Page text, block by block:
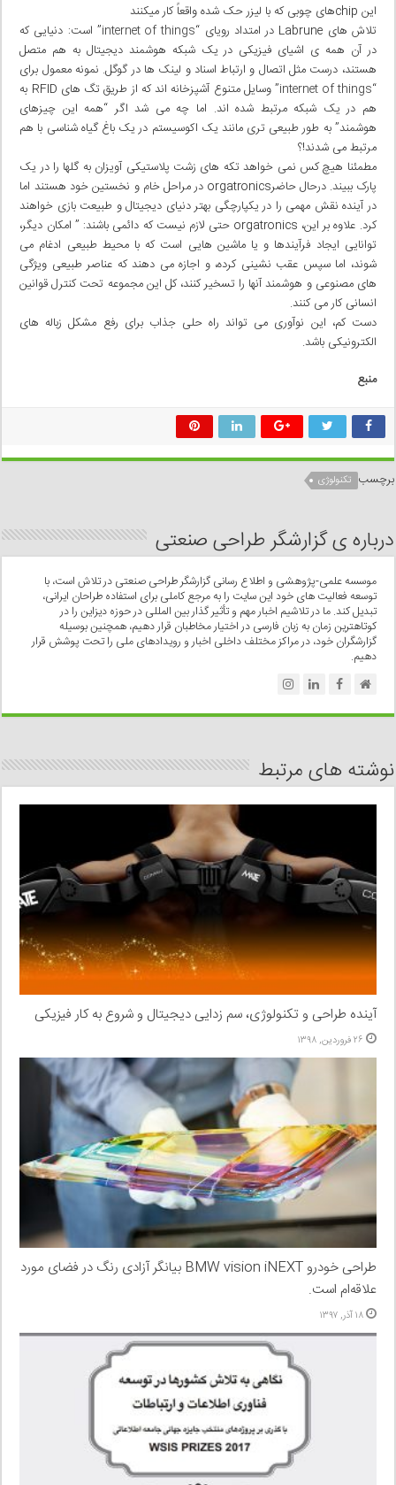
این chipهای چوبی که با لیزر حک شده واقعاً کار میکنند
تلاش های Labrune در امتداد رویای “
internet of things” است: دنیایی که
در آن همه ی اشیای فیزیکی در یک شبکه هوشمند دیجیتال به هم متصل
هستند، درست مثل اتصال و ارتباط اسناد و لینک ها در گوگل. نمونه معمول برای
“
internet of things
” وسایل متنوع آشپزخانه اند که از طریق تگ های RFID به
هم در یک شبکه مرتبط شده اند. اما چه می شد اگر “همه این چیزهای
هوشمند” به طور طبیعی تری مانند یک اکوسیستم در یک باغ گیاه شناسی با هم
مرتبط می شدند!؟
مطمئنا هیچ کس نمی خواهد تکه های زشت پلاستیکی آویزان به گلها را در یک
پارک ببیند. درحال حاضرorgatronics در مراحل خام و نخستین خود هستند اما
در آینده نقش مهمی را در یکپارچگی بهتر دنیای دیجیتال و طبیعت بازی خواهند
کرد. علاوه بر این، orgatronics حتی لازم نیست که دائمی باشند: ” امکان دیگر،
توانایی ایجاد فرآیندها و یا ماشین هایی است که با محیط طبیعی ادغام می
شوند، اما سپس عقب نشینی کرده، و اجازه می دهند که عناصر طبیعی ویژگی
های مصنوعی و هوشمند آنها را تسخیر کنند، کل این مجموعه تحت کنترل قوانین
انسانی کار می کنند.
دست کم، این نوآوری می تواند راه حلی جذاب برای رفع مشکل زباله های
الکترونیکی باشد.
منبع
برچسب تکنولوژی
درباره ی گزارشگر طراحی صنعتی
موسسه علمی-پژوهشی و اطلاع رسانی گزارشگر طراحی صنعتی در تلاش است، با
توسعه فعالیت های خود این سایت را به مرجع کاملی برای استفاده طراحان ایرانی،
تبدیل کند. ما در تلاشیم اخبار مهم و تأثیر گذار بین المللی در حوزه دیزاین را در
کوتاهترین زمان به زبان فارسی در اختیار مخاطبان قرار دهیم، همچنین بوسیله
گزارشگران خود، در مراکز مختلف داخلی اخبار و رویدادهای ملی را تحت پوشش قرار
دهیم.
نوشته های مرتبط
آینده طراحی و تکنولوژی، سم زدایی دیجیتال و شروع به کار فیزیکی
۲۶ فروردین, ۱۳۹۸
طراحی خودرو BMW vision iNEXT بیانگر آزادی رنگ در فضای مورد
علاقه‌ام است.
۱۸ آذر, ۱۳۹۷